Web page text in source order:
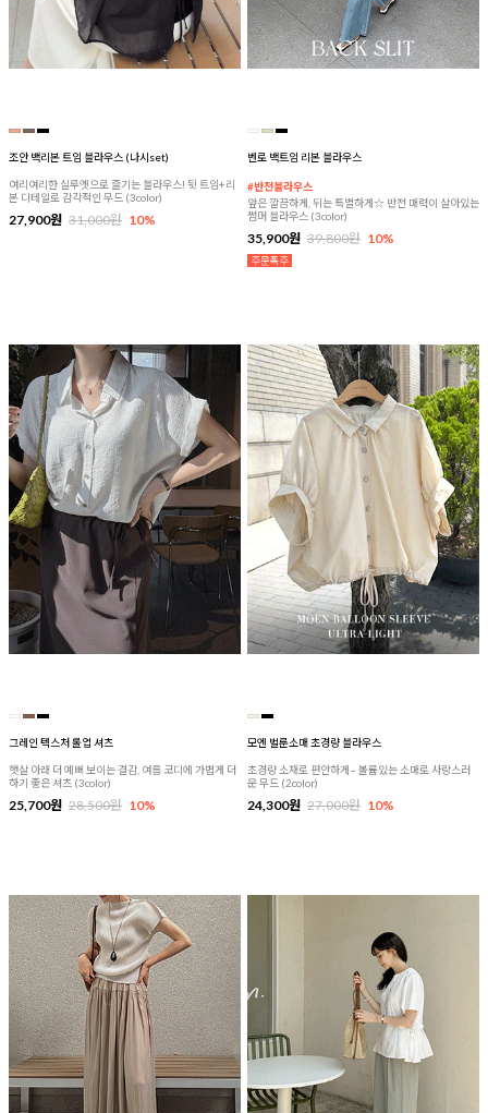
조안 백리본 트임 블라우스 (나시set)
여리여리한 실루엣으로 즐기는 블라우스! 뒷 트임+리
본 디테일로 감각적인 무드 (3color)
27,900원 31,000원 10%
벤로 백트임 리본 블라우스
#반전블라우스
앞은 깔끔하게, 뒤는 특별하게☆ 반전 매력이 살아있는
썸머 블라우스 (3color)
35,900원 39,800원 10%
그레인 텍스처 롤업 셔츠
햇살 아래 더 예뻐 보이는 결감, 여름 코디에 가볍게 더
하기 좋은 셔츠 (3color)
25,700원 28,500원 10%
모엔 벌룬소매 초경량 블라우스
초경량 소재로 편안하게~ 볼륨있는 소매로 사랑스러
운 무드 (2color)
24,300원 27,000원 10%